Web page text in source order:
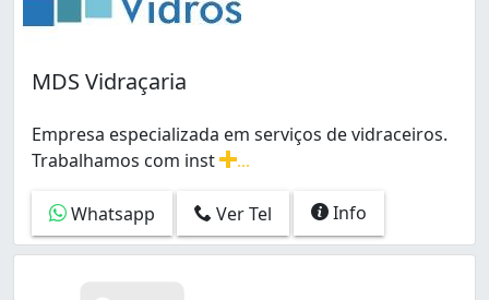
MDS Vidraçaria
Empresa especializada em serviços de vidraceiros.
Trabalhamos com inst
Whatsapp
Ver Tel Info